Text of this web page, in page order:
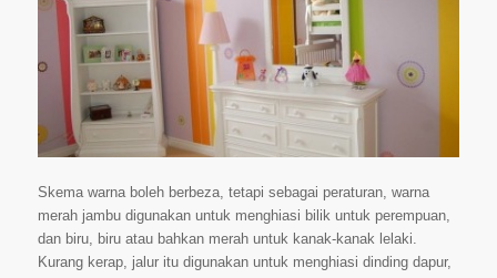
Skema warna boleh berbeza, tetapi sebagai peraturan, warna
merah jambu digunakan untuk menghiasi bilik untuk perempuan,
dan biru, biru atau bahkan merah untuk kanak-kanak lelaki.
Kurang kerap, jalur itu digunakan untuk menghiasi dinding dapur,